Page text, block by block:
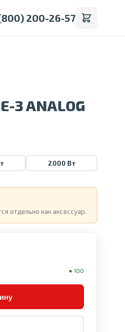
200-26-57
3 ANALOG
2000 Вт
отдельно как аксессуар.
● 100